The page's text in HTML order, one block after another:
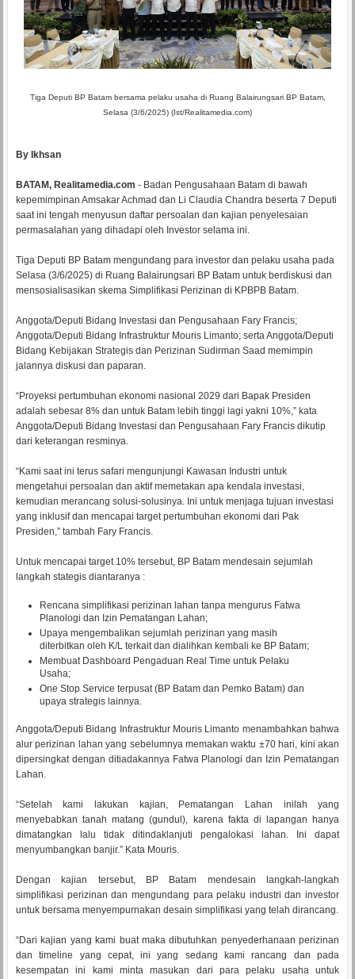
Tiga Deputi BP Batam bersama pelaku usaha di Ruang Balairungsari BP Batam,
Selasa (3/6/2025) (Ist/Realitamedia.com)
By Ikhsan
BATAM, Realitamedia.com - Badan Pengusahaan Batam di bawah
kepemimpinan Amsakar Achmad dan Li Claudia Chandra beserta 7 Deputi
saat ini tengah menyusun daftar persoalan dan kajian penyelesaian
permasalahan yang dihadapi oleh Investor selama ini.
Tiga Deputi BP Batam mengundang para investor dan pelaku usaha pada
Selasa (3/6/2025) di Ruang Balairungsari BP Batam untuk berdiskusi dan
mensosialisasikan skema Simplifikasi Perizinan di KPBPB Batam.
Anggota/Deputi Bidang Investasi dan Pengusahaan Fary Francis;
Anggota/Deputi Bidang Infrastruktur Mouris Limanto; serta Anggota/Deputi
Bidang Kebijakan Strategis dan Perizinan Sudirman Saad memimpin
jalannya diskusi dan paparan.
“Proyeksi pertumbuhan ekonomi nasional 2029 dari Bapak Presiden
adalah sebesar 8% dan untuk Batam lebih tinggi lagi yakni 10%,” kata
Anggota/Deputi Bidang Investasi dan Pengusahaan Fary Francis dikutip
dari keterangan resminya.
“Kami saat ini terus safari mengunjungi Kawasan Industri untuk
mengetahui persoalan dan aktif memetakan apa kendala investasi,
kemudian merancang solusi-solusinya. Ini untuk menjaga tujuan investasi
yang inklusif dan mencapai target pertumbuhan ekonomi dari Pak
Presiden,” tambah Fary Francis.
Untuk mencapai target 10% tersebut, BP Batam mendesain sejumlah
langkah stategis diantaranya :
Rencana simplifikasi perizinan lahan tanpa mengurus Fatwa
Planologi dan Izin Pematangan Lahan;
Upaya mengembalikan sejumlah perizinan yang masih
diterbitkan oleh K/L terkait dan dialihkan kembali ke BP Batam;
Membuat Dashboard Pengaduan Real Time untuk Pelaku
Usaha;
One Stop Service terpusat (BP Batam dan Pemko Batam) dan
upaya strategis lainnya.
Anggota/Deputi Bidang Infrastruktur Mouris Limanto menambahkan bahwa
alur perizinan lahan yang sebelumnya memakan waktu ±70 hari, kini akan
dipersingkat dengan ditiadakannya Fatwa Planologi dan Izin Pematangan
Lahan.
“Setelah kami lakukan kajian, Pematangan Lahan inilah yang
menyebabkan tanah matang (gundul), karena fakta di lapangan hanya
dimatangkan lalu tidak ditindaklanjuti pengalokasi lahan. Ini dapat
menyumbangkan banjir.” Kata Mouris.
Dengan kajian tersebut, BP Batam mendesain langkah-langkah
simplifikasi perizinan dan mengundang para pelaku industri dan investor
untuk bersama menyempurnakan desain simplifikasi yang telah dirancang.
“Dari kajian yang kami buat maka dibutuhkan penyederhanaan perizinan
dan timeline yang cepat, ini yang sedang kami rancang dan pada
kesempatan ini kami minta masukan dari para pelaku usaha untuk